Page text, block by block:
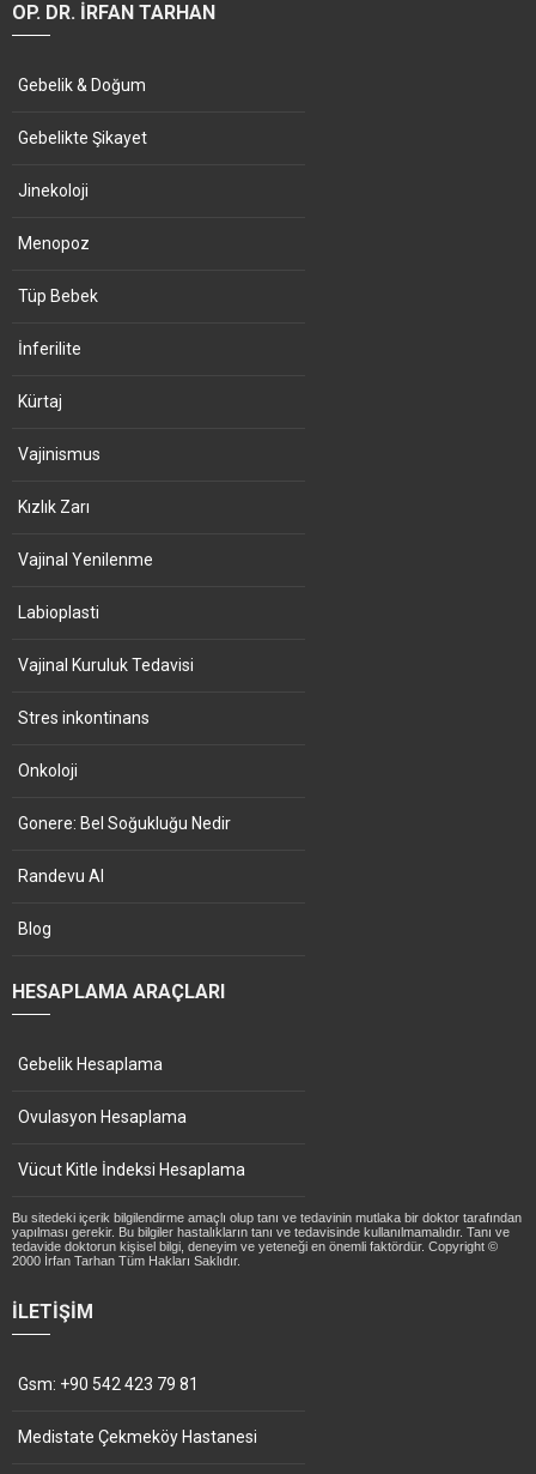
OP. DR. İRFAN TARHAN
Gebelik & Doğum
Gebelikte Şikayet
Jinekoloji
Menopoz
Tüp Bebek
İnferilite
Kürtaj
Vajinismus
Kızlık Zarı
Vajinal Yenilenme
Labioplasti
Vajinal Kuruluk Tedavisi
Stres inkontinans
Onkoloji
Gonere: Bel Soğukluğu Nedir
Randevu Al
Blog
HESAPLAMA ARAÇLARI
Gebelik Hesaplama
Ovulasyon Hesaplama
Vücut Kitle İndeksi Hesaplama
Bu sitedeki içerik bilgilendirme amaçlı olup tanı ve tedavinin mutlaka bir doktor tarafından
yapılması gerekir. Bu bilgiler hastalıkların tanı ve tedavisinde kullanılmamalıdır. Tanı ve
tedavide doktorun kişisel bilgi, deneyim ve yeteneği en önemli faktördür. Copyright ©
2000 İrfan Tarhan Tüm Hakları Saklıdır.
İLETIŞIM
Gsm: +90 542 423 79 81
Medistate Çekmeköy Hastanesi